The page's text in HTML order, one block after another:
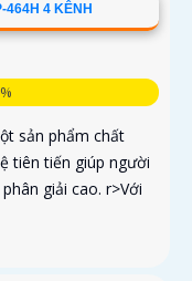
464H 4 KÊNH
sản phẩm chất
tiên tiến giúp người
giải cao. r>Với